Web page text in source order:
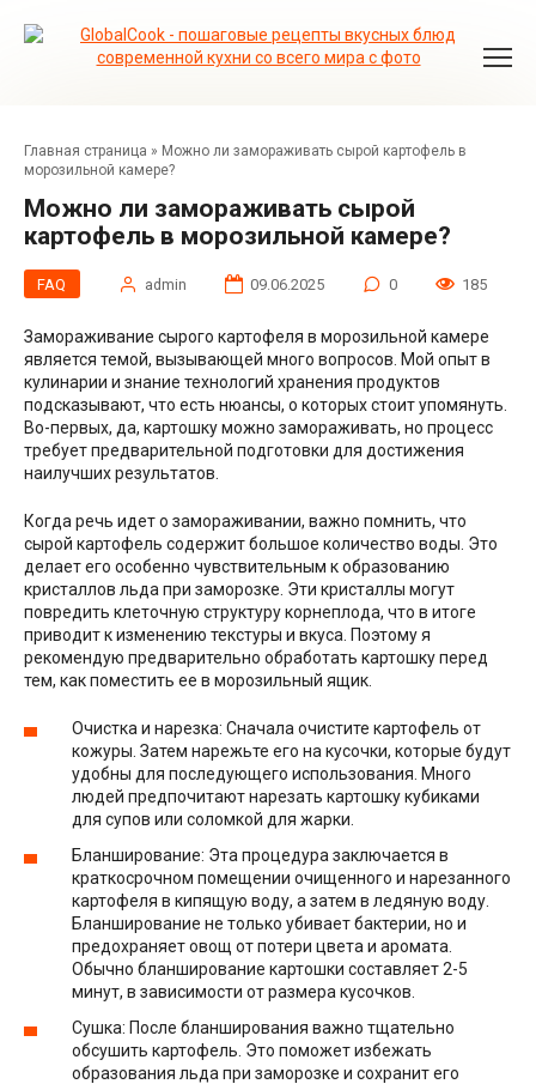
Главная страница » Можно ли замораживать сырой картофель в
морозильной камере?
Можно ли замораживать сырой
картофель в морозильной камере?
FAQ admin 09.06.2025 0 185
Замораживание сырого картофеля в морозильной камере
является темой, вызывающей много вопросов. Мой опыт в
кулинарии и знание технологий хранения продуктов
подсказывают, что есть нюансы, о которых стоит упомянуть.
Во-первых, да, картошку можно замораживать, но процесс
требует предварительной подготовки для достижения
наилучших результатов.
Когда речь идет о замораживании, важно помнить, что
сырой картофель содержит большое количество воды. Это
делает его особенно чувствительным к образованию
кристаллов льда при заморозке. Эти кристаллы могут
повредить клеточную структуру корнеплода, что в итоге
приводит к изменению текстуры и вкуса. Поэтому я
рекомендую предварительно обработать картошку перед
тем, как поместить ее в морозильный ящик.
Очистка и нарезка: Сначала очистите картофель от
кожуры. Затем нарежьте его на кусочки, которые будут
удобны для последующего использования. Много
людей предпочитают нарезать картошку кубиками
для супов или соломкой для жарки.
Бланширование: Эта процедура заключается в
краткосрочном помещении очищенного и нарезанного
картофеля в кипящую воду, а затем в ледяную воду.
Бланширование не только убивает бактерии, но и
предохраняет овощ от потери цвета и аромата.
Обычно бланширование картошки составляет 2-5
минут, в зависимости от размера кусочков.
Сушка: После бланширования важно тщательно
обсушить картофель. Это поможет избежать
образования льда при заморозке и сохранит его